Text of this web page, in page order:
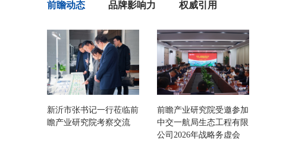
前瞻动态 品牌影响力 权威引用
新沂市张书记一行莅临前
瞻产业研究院考察交流
前瞻产业研究院受邀参加
中交一航局生态工程有限
公司2026年战略务虚会